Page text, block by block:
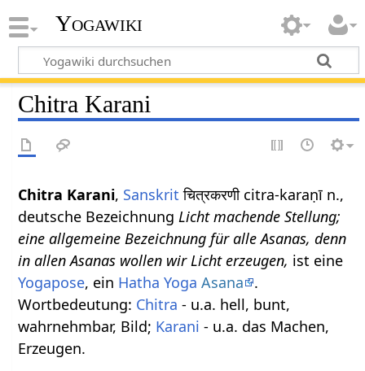
Yogawiki
Chitra Karani
Chitra Karani, Sanskrit चित्रकरणी citra-karaṇī n.,
deutsche BezeichnungLicht machende Stellung;
eine allgemeine Bezeichnung für alle Asanas, denn
in allen Asanas wollen wir Licht erzeugen, ist eine
Yogapose, ein Hatha Yoga Asana
.
Wortbedeutung: Chitra - u.a. hell, bunt,
wahrnehmbar, Bild; Karani - u.a. das Machen,
Erzeugen.